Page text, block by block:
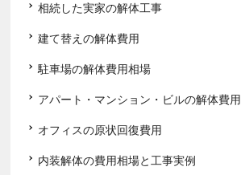
相続した実家の解体工事
建て替えの解体費用
駐車場の解体費用相場
アパート・マンション・ビルの解体費用
オフィスの原状回復費用
内装解体の費用相場と工事実例